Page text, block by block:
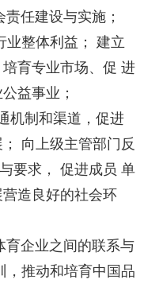
任建设与实施；
业整体利益； 建立
育专业市场、促 进
益事业；
制和渠道，促进
向上级主管部门反
要求， 促进成员 单
造良好的社会环
企业之间的联系与
，推动和培育中国品